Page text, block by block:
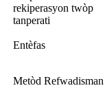
rekiperasyon twòp
tanperati
Entèfas
Metòd Refwadisman